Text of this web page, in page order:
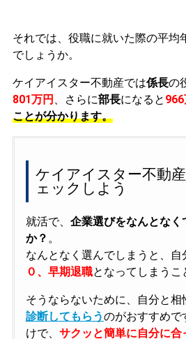
それでは、役職に就いた際の平均
でしょうか。
ケイアイスター不動産では係長の
801万円
、さらに部長になると 966
ことが分かります。
ケイアイスター不動
ェックしよう
就活で、 企業選びをなんとな
か？ 。
なんとなく選んでしまうと、自
０、早期退職となってしまうこ
そうならないために、自分と相
診断してもらうのがおすすめで
けで、 サクッと簡単に自分に合